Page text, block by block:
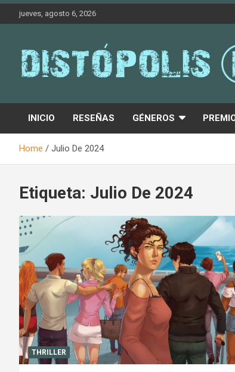
Skip
jueves, agosto 6, 2026
Distópolis
INICIO RESEÑAS GÉNEROS
Home Julio De 2024
Etiqueta: Julio De 2024
THRILLER